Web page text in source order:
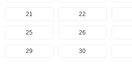
101 102
105 106
109 110
61 62
65 66
69 70
21 22
25 26
29 30